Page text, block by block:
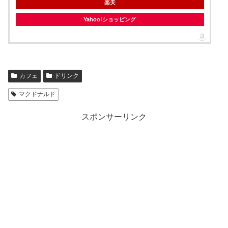
楽天
Yahoo!ショッピング
カフェ ドリンク
マクドナルド
スポンサーリンク